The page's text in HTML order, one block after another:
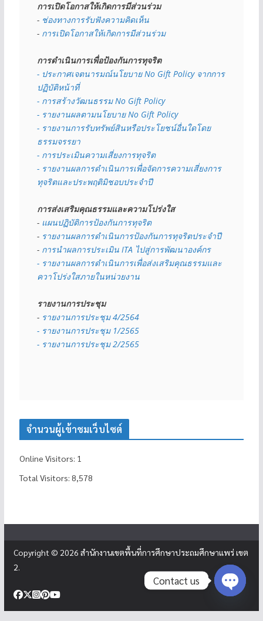
การเปิดโอกาสให้เกิดการมีส่วนร่วม
- ช่องทางการรับฟังความคิดเห็น
- การเปิดโอกาสให้เกิดการมีส่วนร่วม
การดำเนินการเพื่อป้องกันการทุจริต
- ประกาศเจตนารมณ์นโยบาย No Gift Policy จากการ
ปฏิบัติหน้าที่
- การสร้างวัฒนธรรม No Gift Policy
- รายงานผลตามนโยบาย No Gift Policy
- รายงานการรับทรัพย์สินหรือประโยชน์อื่นใดโดย
ธรรมจรรยา
- การประเมินความเสี่ยงการทุจริต
- รายงานผลการดำเนินการเพื่อจัดการความเสี่ยงการ
ทุจริตและประพฤติมิชอบประจำปี
การส่งเสริมคุณธรรมและความโปร่งใส
- แผนปฏิบัติการป้องกันการทุจริต
- รายงานผลการดำเนินการป้องกันการทุจริตประจำปี
- การนำผลการประเมิน ITA ไปสู่การพัฒนาองค์กร
- รายงานผลการดำเนินการเพื่อส่งเสริมคุณธรรมและ
ควาโปร่งใสภายในหน่วยงาน
รายงานการประชุม
- รายงานการประชุม 4/2564
- รายงานการประชุม 1/2565
- รายงานการประชุม 2/2565
จำนวนผู้เข้าชมเว็บไซต์
Online Visitors: 1
Total Visitors: 8,578
Copyright © 2026 สำนักงานเขตพื้นที่การศึกษาประถมศึกษาแพร่ เขต
2.
Contact us